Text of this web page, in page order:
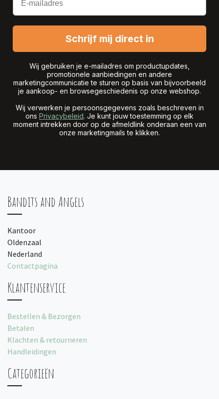
Schrijf mij direct in
Wij gebruiken je e-mailadres om productupdates,
promotionele aanbiedingen en andere
marketingcommunicatie te sturen op basis van bijvoorbeeld
je aankoop- en browsegeschiedenis op onze webshop.
Wij verwerken je persoonsgegevens zoals beschreven in
ons Privacybeleid. Je kunt jouw toestemming op elk
moment intrekken door op de afmeldlink onderaan een van
onze marketingmails te klikken.
Bandits and Angels
Kantoor
Oldenzaal
Nederland
Contactpagina
Klantenservice
Bestellen & Bezorgen
Betalen
Klachten & retourneren
Handleidingen
Categorieën